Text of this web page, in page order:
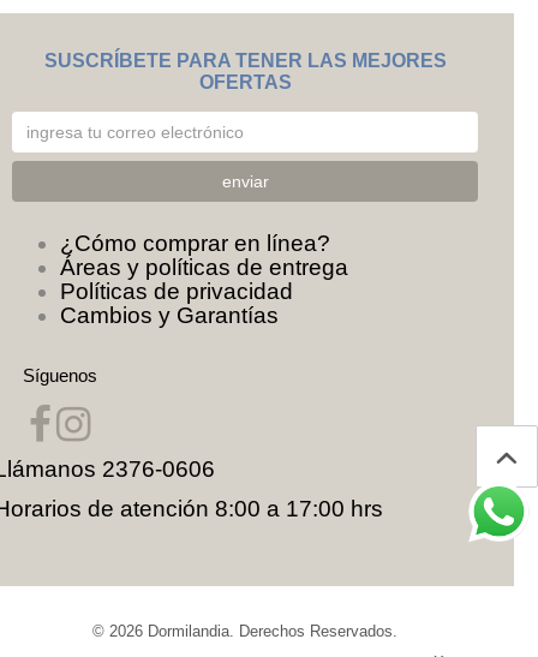
SUSCRÍBETE PARA TENER LAS MEJORES
OFERTAS
¿Cómo comprar en línea?
Áreas y políticas de entrega
Políticas de privacidad
Cambios y Garantías
Síguenos
2376-0606
de atención 8:00 a 17:00 hrs
© 2026 Dormilandia. Derechos Reservados.